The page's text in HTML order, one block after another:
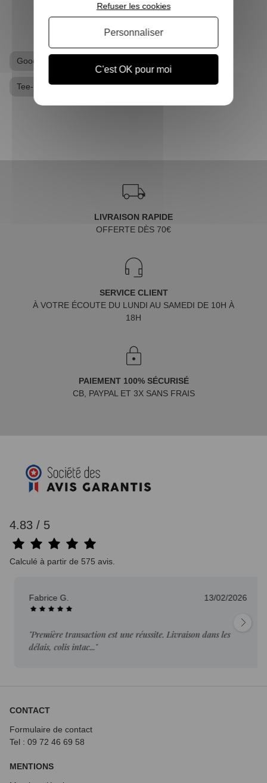
VOIR L'ARTICLE
Goodies Stranger Things
Tee-shirt Stranger Things
LIVRAISON RAPIDE
OFFERTE DÈS 70€
SERVICE CLIENT
À VOTRE ÉCOUTE DU LUNDI AU SAMEDI DE 10H À
18H
PAIEMENT 100% SÉCURISÉ
CB, PAYPAL ET 3X SANS FRAIS
4.83 / 5
Calculé à partir de 575 avis.
Fabrice G. 13/02/2026
"Première transaction est une réussite. Livraison dans les
délais, colis intac..."
CONTACT
Formulaire de contact
Tel : 09 72 46 69 58
MENTIONS
C'est OK pour moi
Refuser les cookies
Personnaliser